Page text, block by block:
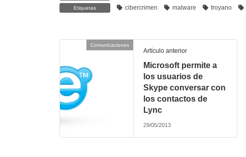
Etiquetas cibercrimen malware troyano
Comunicaciones
Artículo anterior
Microsoft permite a
los usuarios de
Skype conversar con
los contactos de
Lync
29/05/2013